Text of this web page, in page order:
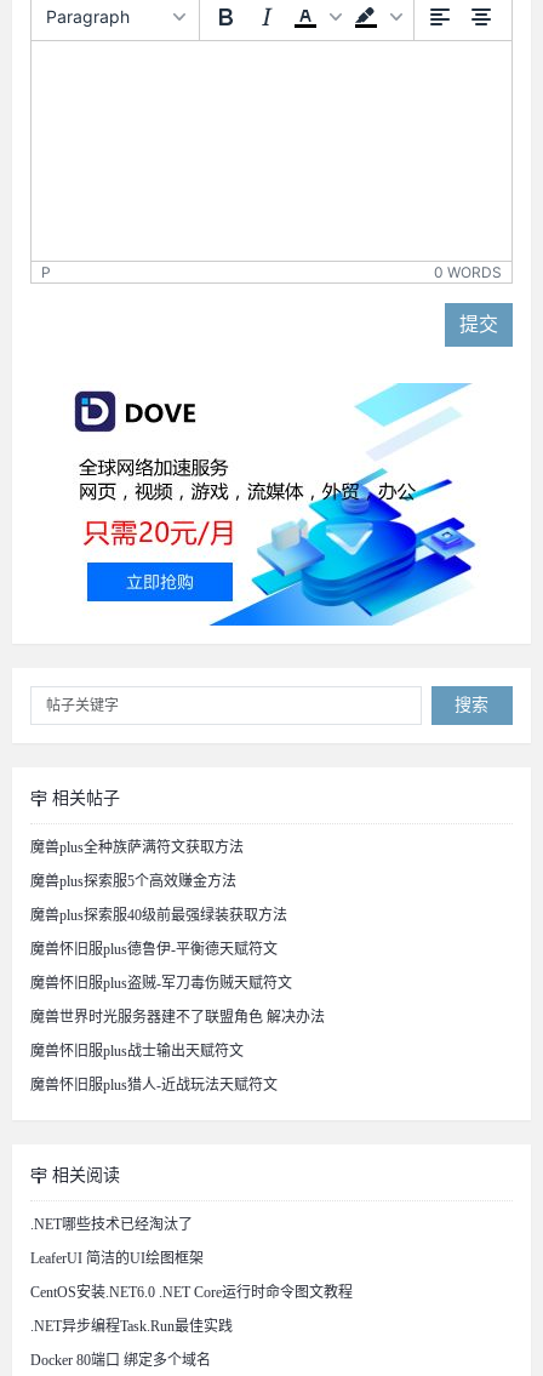
Paragraph
P 0 WORDS
提交
搜索
相关帖子
魔兽plus全种族萨满符文获取方法
魔兽plus探索服5个高效赚金方法
魔兽plus探索服40级前最强绿装获取方法
魔兽怀旧服plus德鲁伊-平衡德天赋符文
魔兽怀旧服plus盗贼-军刀毒伤贼天赋符文
魔兽世界时光服务器建不了联盟角色 解决办法
魔兽怀旧服plus战士输出天赋符文
魔兽怀旧服plus猎人-近战玩法天赋符文
相关阅读
.NET哪些技术已经淘汰了
LeaferUI 简洁的UI绘图框架
CentOS安装.NET6.0 .NET Core运行时命令图文教程
.NET异步编程Task.Run最佳实践
Docker 80端口 绑定多个域名